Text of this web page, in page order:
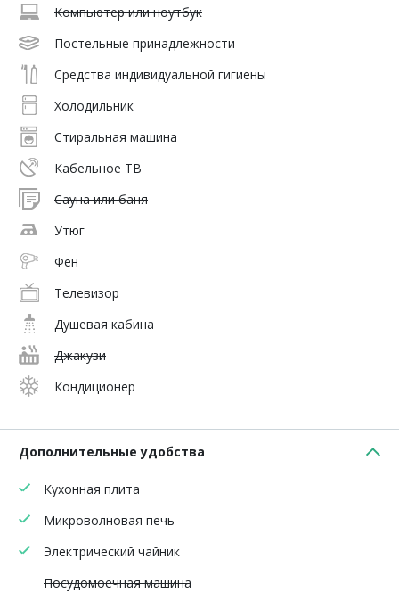
Компьютер или ноутбук
Постельные принадлежности
Средства индивидуальной гигиены
Холодильник
Стиральная машина
Кабельное ТВ
Сауна или баня
Утюг
Фен
Телевизор
Душевая кабина
Джакузи
Кондиционер
Дополнительные удобства
Кухонная плита
Микроволновая печь
Электрический чайник
Посудомоечная машина